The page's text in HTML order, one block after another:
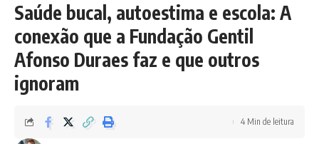
Saúde bucal, autoestima e escola: A
conexão que a Fundação Gentil
Afonso Duraes faz e que outros
ignoram
4 Min de leitura